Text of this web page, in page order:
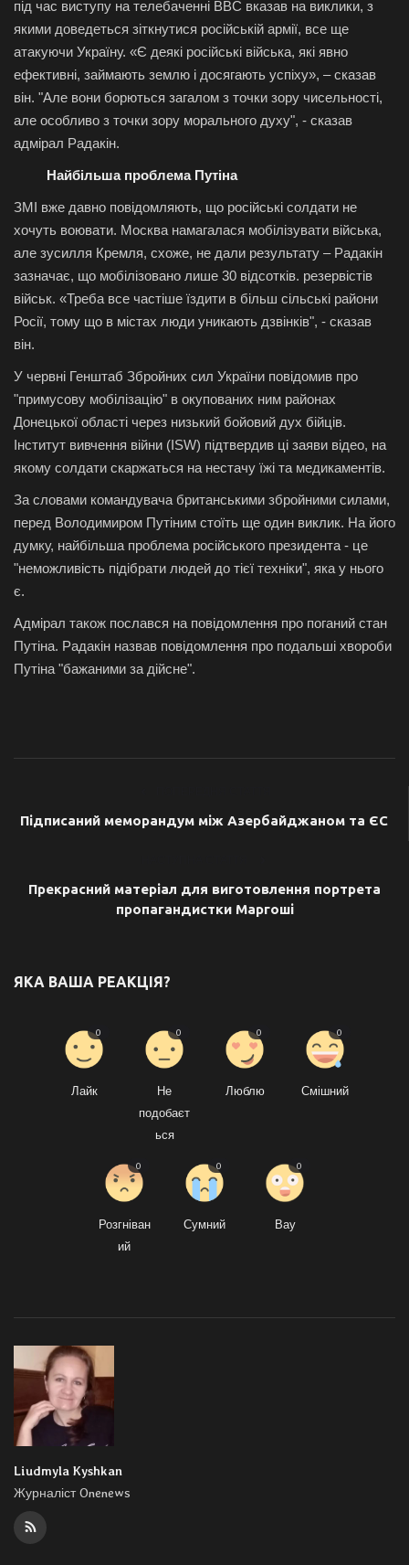
під час виступу на телебаченні BBC вказав на виклики, з
якими доведеться зіткнутися російській армії, все ще
атакуючи Україну. «Є деякі російські війська, які явно
ефективні, займають землю і досягають успіху», – сказав
він. "Але вони борються загалом з точки зору чисельності,
але особливо з точки зору морального духу", - сказав
адмірал Радакін.
Найбільша проблема Путіна
ЗМІ вже давно повідомляють, що російські солдати не
хочуть воювати. Москва намагалася мобілізувати війська,
але зусилля Кремля, схоже, не дали результату – Радакін
зазначає, що мобілізовано лише 30 відсотків. резервістів
військ. «Треба все частіше їздити в більш сільські райони
Росії, тому що в містах люди уникають дзвінків", - сказав
він.
У червні Генштаб Збройних сил України повідомив про
"примусову мобілізацію" в окупованих ним районах
Донецької області через низький бойовий дух бійців.
Інститут вивчення війни (ISW) підтвердив ці заяви відео, на
якому солдати скаржаться на нестачу їжі та медикаментів.
За словами командувача британськими збройними силами,
перед Володимиром Путіним стоїть ще один виклик. На його
думку, найбільша проблема російського президента - це
"неможливість підібрати людей до тієї техніки", яка у нього
є.
Адмірал також послався на повідомлення про поганий стан
Путіна. Радакін назвав повідомлення про подальші хвороби
Путіна "бажаними за дійсне".
Підписаний меморандум між Азербайджаном та ЄС
Прекрасний матеріал для виготовлення портрета
пропагандистки Маргоші
ЯКА ВАША РЕАКЦІЯ?
Лайк
0
Не
подобаєт
ься
0
Люблю
0
Смішний
0
Розгніван
ий
0
Сумний
0
Вау
0
Liudmyla Kyshkan
Журналіст Onenews